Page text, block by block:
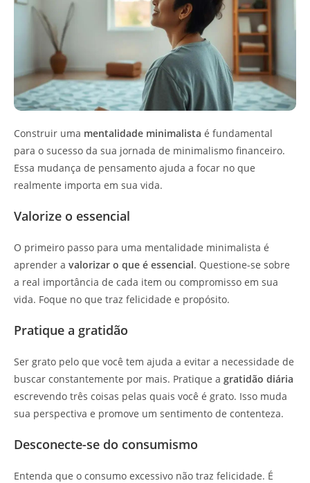
Construir uma mentalidade minimalista é fundamental
para o sucesso da sua jornada de minimalismo financeiro.
Essa mudança de pensamento ajuda a focar no que
realmente importa em sua vida.
Valorize o essencial
O primeiro passo para uma mentalidade minimalista é
aprender a valorizar o que é essencial. Questione-se sobre
a real importância de cada item ou compromisso em sua
vida. Foque no que traz felicidade e propósito.
Pratique a gratidão
Ser grato pelo que você tem ajuda a evitar a necessidade de
buscar constantemente por mais. Pratique a gratidão diária
escrevendo três coisas pelas quais você é grato. Isso muda
sua perspectiva e promove um sentimento de contenteza.
Desconecte-se do consumismo
Entenda que o consumo excessivo não traz felicidade. É